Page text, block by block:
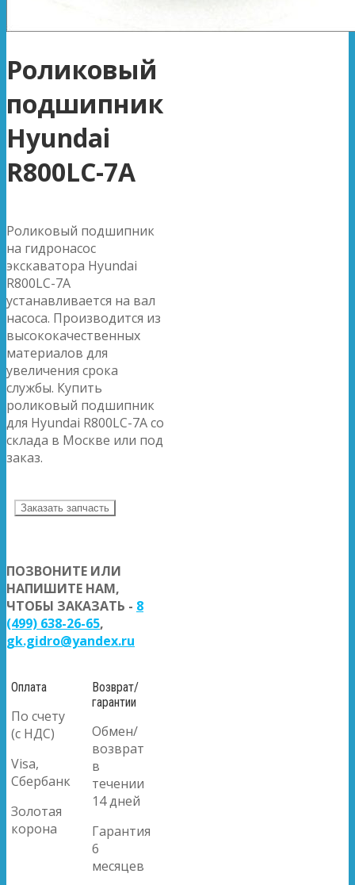
Роликовый
подшипник
Hyundai
R800LC-7A
Роликовый подшипник
на гидронасос
экскаватора Hyundai
R800LC-7A
устанавливается на вал
насоса. Производится из
высококачественных
материалов для
увеличения срока
службы. Купить
роликовый подшипник
для Hyundai R800LC-7A со
склада в Москве или под
заказ.
Заказать запчасть
ПОЗВОНИТЕ ИЛИ
НАПИШИТЕ НАМ,
ЧТОБЫ ЗАКАЗАТЬ - 8
(499) 638-26-65,
gk.gidro@yandex.ru
Оплата
По счету
(с НДС)
Visa,
Сбербанк
Золотая
корона
Возврат/
гарантии
Обмен/
возврат
в
течении
14 дней
Гарантия
6
месяцев